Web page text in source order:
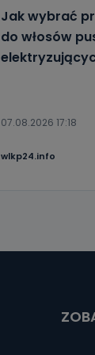
Jak wybrać
do włosów
07.08.2026 17:18
wlkp24.info